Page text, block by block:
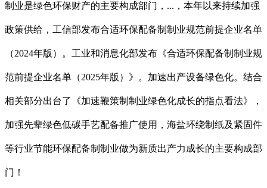
制业是绿色环保财产的主要构成部门，...，本年以来持续加强
政策供给，工信部发布合适环保配备制制业规范前提企业名单
（2024年版）。工业和消息化部发布《合适环保配备制制业规
范前提企业名单（2025年版）》。加速出产设备绿色化。结合
相关部分出台了《加速鞭策制制业绿色化成长的指点看法》，
加强先辈绿色低碳手艺配备推广使用，海盐环绕制纸及紧固件
等行业节能环保配备制制业做为新质出产力成长的主要构成部
门！